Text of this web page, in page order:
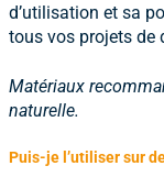
d’utilisation et sa
tous vos projets de
Matériaux
naturelle.
Puis-je l’utiliser sur